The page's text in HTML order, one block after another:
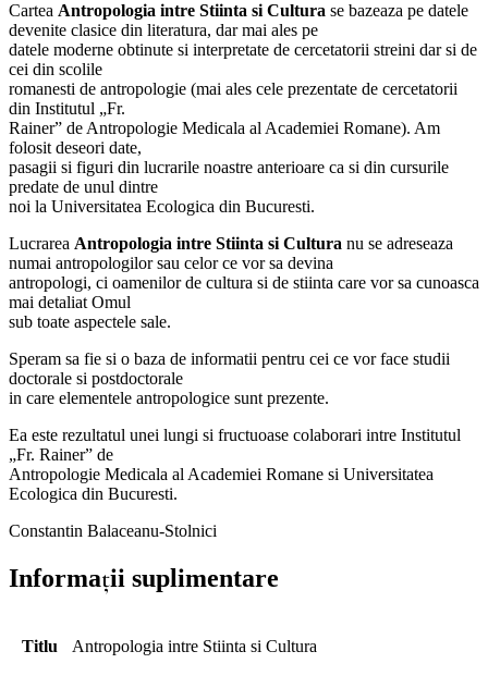
Cartea Antropologia intre Stiinta si Cultura se bazeaza pe datele
devenite clasice din literatura, dar mai ales pe
datele moderne obtinute si interpretate de cercetatorii streini dar si de
cei din scolile
romanesti de antropologie (mai ales cele prezentate de cercetatorii
din Institutul „Fr.
Rainer” de Antropologie Medicala al Academiei Romane). Am
folosit deseori date,
pasagii si figuri din lucrarile noastre anterioare ca si din cursurile
predate de unul dintre
noi la Universitatea Ecologica din Bucuresti.
Lucrarea Antropologia intre Stiinta si Cultura nu se adreseaza
numai antropologilor sau celor ce vor sa devina
antropologi, ci oamenilor de cultura si de stiinta care vor sa cunoasca
mai detaliat Omul
sub toate aspectele sale.
Speram sa fie si o baza de informatii pentru cei ce vor face studii
doctorale si postdoctorale
in care elementele antropologice sunt prezente.
Ea este rezultatul unei lungi si fructuoase colaborari intre Institutul
„Fr. Rainer” de
Antropologie Medicala al Academiei Romane si Universitatea
Ecologica din Bucuresti.
Constantin Balaceanu-Stolnici
Informații suplimentare
Titlu Antropologia intre Stiinta si Cultura